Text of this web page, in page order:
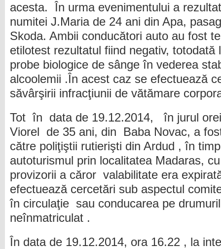
acesta. În urma evenimentului a
numitei J.Maria de 24 ani din Apa,
Skoda. Ambii conducători auto au fost
etilotest rezultatul fiind negativ, totodată
probe biologice de sânge în vederea
alcoolemii .În acest caz se efectuează
săvârşirii infracţiunii de vătămare
Tot în data de 19.12.2014, în jurul
Viorel de 35 ani, din Baba Novac, a
către poliţiştii rutierişti din Ardud , în
autoturismul prin localitatea Madaras,
provizorii a căror valabilitate era
efectuează cercetări sub aspectul
în circulaţie sau conducarea pe
neînmatriculat .
În data de 19.12.2014, ora 16.22 , la